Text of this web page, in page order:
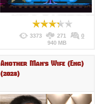
3373 271
0
940 MB
Another Man's Wife (Eng)
(2023)